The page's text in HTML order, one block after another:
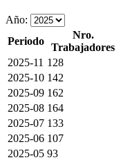
Año:
Periodo
Nro.
Trabajadores
2025-11 128
2025-10 142
2025-09 162
2025-08 164
2025-07 133
2025-06 107
2025-05 93